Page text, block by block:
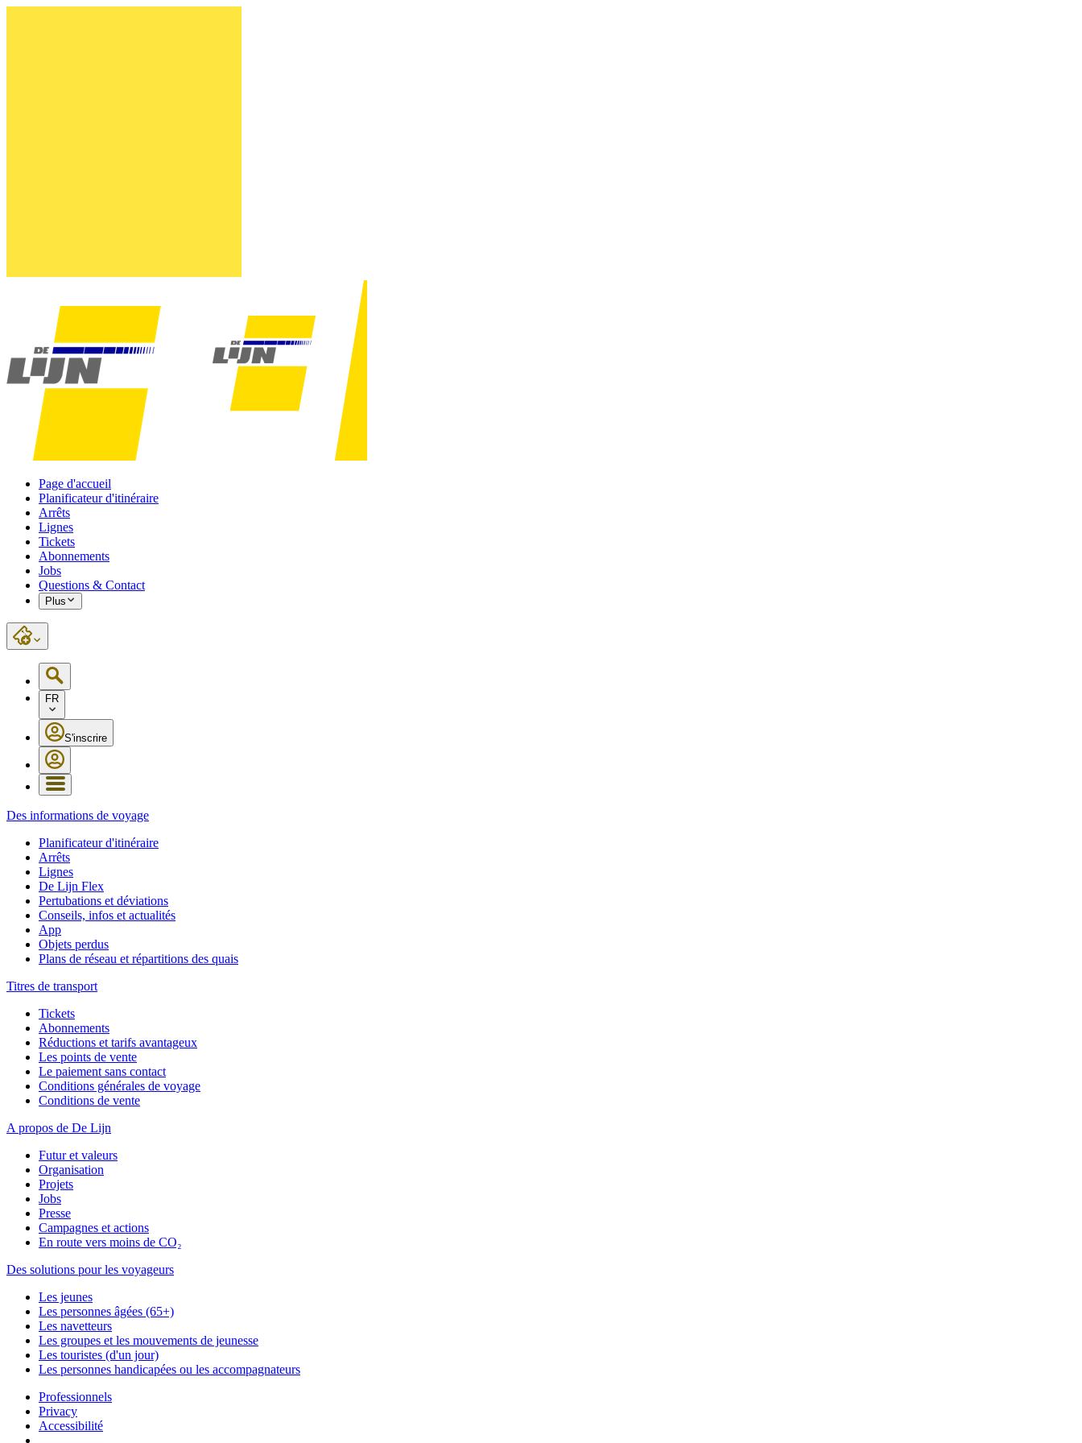
Page d'accueil
Planificateur d'itinéraire
Arrêts
Lignes
Tickets
Abonnements
Jobs
Questions & Contact
Plus
FR
S'inscrire
Des informations de voyage
Planificateur d'itinéraire
Arrêts
Lignes
De Lijn Flex
Pertubations et déviations
Conseils, infos et actualités
App
Objets perdus
Plans de réseau et répartitions des quais
Titres de transport
Tickets
Abonnements
Réductions et tarifs avantageux
Les points de vente
Le paiement sans contact
Conditions générales de voyage
Conditions de vente
A propos de De Lijn
Futur et valeurs
Organisation
Projets
Jobs
Presse
Campagnes et actions
En route vers moins de CO₂
Des solutions pour les voyageurs
Les jeunes
Les personnes âgées (65+)
Les navetteurs
Les groupes et les mouvements de jeunesse
Les touristes (d'un jour)
Les personnes handicapées ou les accompagnateurs
Professionnels
Privacy
Accessibilité